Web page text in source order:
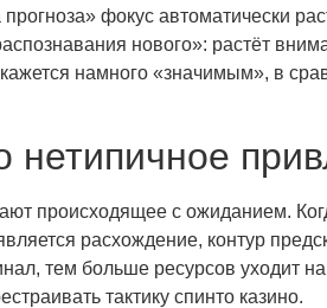
фокус автоматически
нового»: растёт
намного «значимым», в
нетипичное
происходящее с ожиданием.
расхождение, контур
тем больше ресурсов уходит
тактику спинто казино.